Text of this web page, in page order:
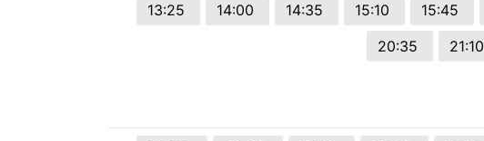
13:25
14:00 14:35 15:10 15:45
20:35
21:10